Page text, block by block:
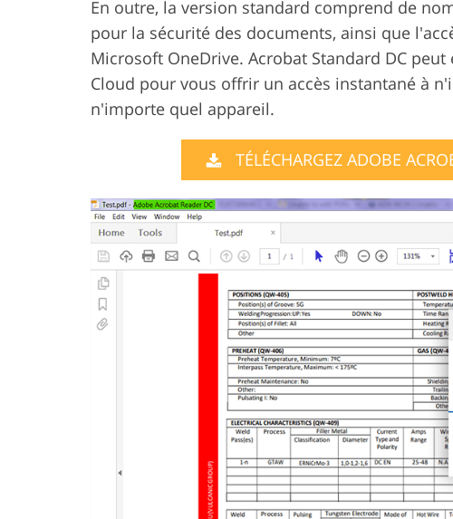
En outre, la version standard comprend de
pour la sécurité des documents, ainsi que
Microsoft OneDrive. Acrobat Standard DC
Cloud pour vous offrir un accès instantané à
n'importe quel appareil.
TÉLÉCHARGEZ ADOBE